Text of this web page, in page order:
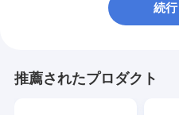
続行
推薦されたプロダクト